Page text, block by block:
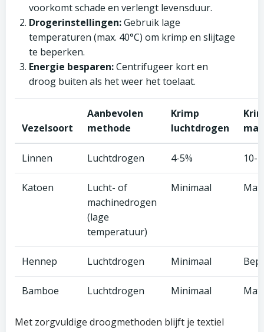
voorkomt schade en verlengt levensduur.
Drogerinstellingen:Gebruik lage
temperaturen (max. 40°C) om krimp en slijtage
te beperken.
Energie besparen:Centrifugeer kort en
droog buiten als het weer het toelaat.
Vezelsoort
Aanbevolen
methode
Krimp
luchtdrogen
Linnen Luchtdrogen 4-5% 10-
Katoen
Lucht- of
machinedrogen
(lage
temperatuur)
Minimaal
Hennep Luchtdrogen Minimaal
Bamboe Luchtdrogen Minimaal
Met zorgvuldige droogmethoden blijft je textiel